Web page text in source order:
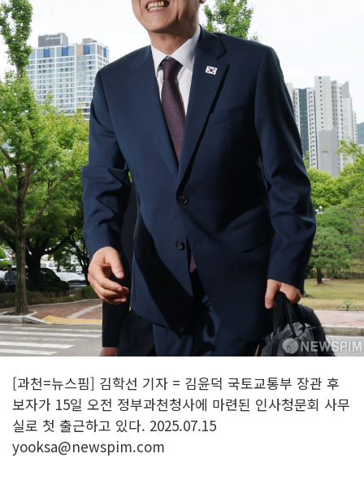
[과천=뉴스핌] 김학선 기자 = 김윤덕 국토교통부 장관 후
보자가 15일 오전 정부과천청사에 마련된 인사청문회 사무
실로 첫 출근하고 있다. 2025.07.15
yooksa@newspim.com